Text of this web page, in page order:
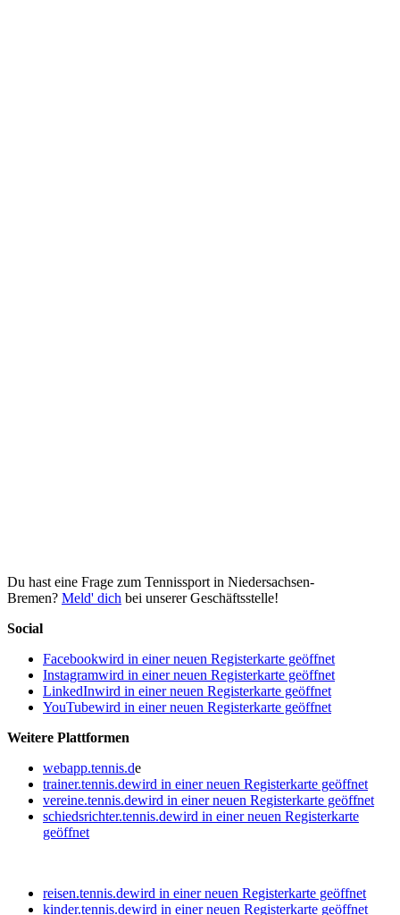
Du hast eine Frage zum Tennissport in Niedersachsen-
Bremen? Meld' dich bei unserer Geschäftsstelle!
Social
Facebookwird in einer neuen Registerkarte geöffnet
Instagramwird in einer neuen Registerkarte geöffnet
LinkedInwird in einer neuen Registerkarte geöffnet
YouTubewird in einer neuen Registerkarte geöffnet
Weitere Plattformen
webapp.tennis.de
trainer.tennis.dewird in einer neuen Registerkarte geöffnet
vereine.tennis.dewird in einer neuen Registerkarte geöffnet
schiedsrichter.tennis.dewird in einer neuen Registerkarte
geöffnet
reisen.tennis.dewird in einer neuen Registerkarte geöffnet
kinder.tennis.dewird in einer neuen Registerkarte geöffnet